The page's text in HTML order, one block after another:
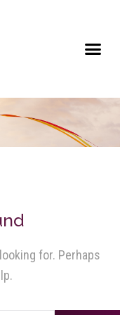
for. Perhaps